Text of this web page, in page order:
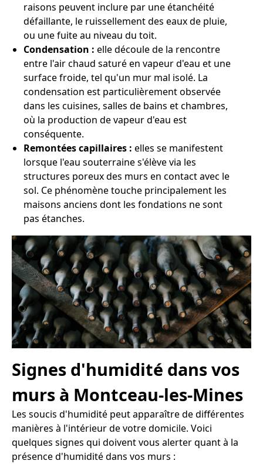
raisons peuvent inclure par une étanchéité
défaillante, le ruissellement des eaux de pluie,
ou une fuite au niveau du toit.
Condensation : elle découle de la rencontre
entre l'air chaud saturé en vapeur d'eau et une
surface froide, tel qu'un mur mal isolé. La
condensation est particulièrement observée
dans les cuisines, salles de bains et chambres,
où la production de vapeur d'eau est
conséquente.
Remontées capillaires : elles se manifestent
lorsque l'eau souterraine s'élève via les
structures poreux des murs en contact avec le
sol. Ce phénomène touche principalement les
maisons anciens dont les fondations ne sont
pas étanches.
Signes d'humidité dans vos
murs à Montceau-les-Mines
Les soucis d'humidité peut apparaître de différentes
manières à l'intérieur de votre domicile. Voici
quelques signes qui doivent vous alerter quant à la
présence d'humidité dans vos murs :